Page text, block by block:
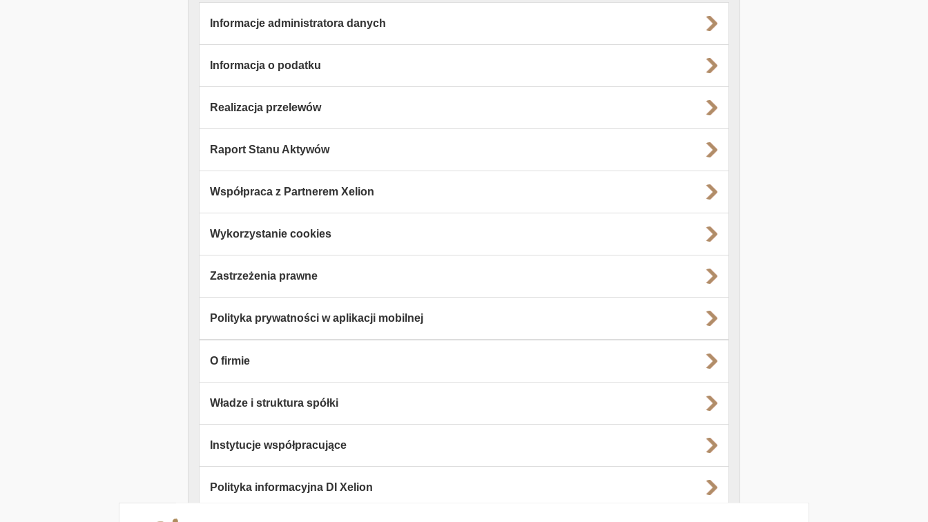
Informacje administratora danych
Informacja o podatku
Realizacja przelewów
Raport Stanu Aktywów
Współpraca z Partnerem Xelion
Wykorzystanie cookies
Zastrzeżenia prawne
Polityka prywatności w aplikacji mobilnej
O firmie
Władze i struktura spółki
Instytucje współpracujące
Polityka informacyjna DI Xelion